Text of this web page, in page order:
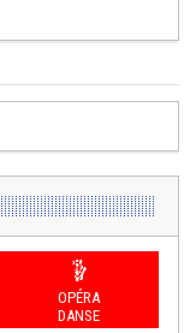
OPÉRA
DANSE